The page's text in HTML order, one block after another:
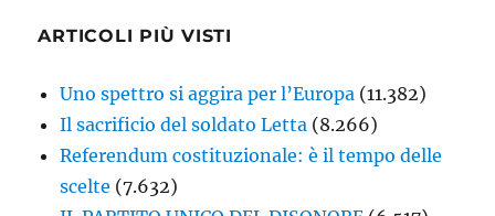
ARTICOLI PIÙ VISTI
Uno spettro si aggira per l’Europa (11.382)
Il sacrificio del soldato Letta (8.266)
Referendum costituzionale: è il tempo delle
scelte (7.632)